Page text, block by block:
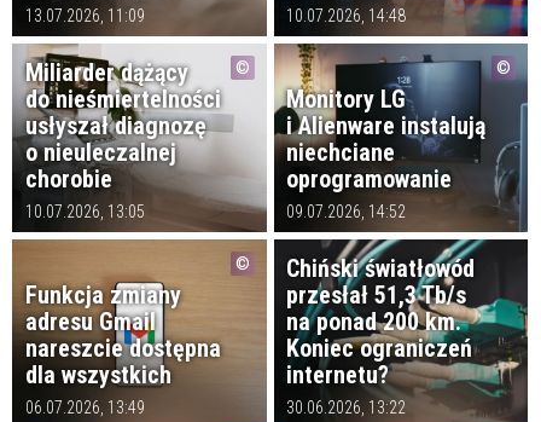
13.07.2026, 11:09 10.07.2026, 14:48
Miliarder dążący
do nieśmiertelności
usłyszał diagnozę
o nieuleczalnej
chorobie
10.07.2026, 13:05
Monitory LG
i Alienware instalują
niechciane
oprogramowanie
09.07.2026, 14:52
Funkcja zmiany
adresu Gmail
nareszcie dostępna
dla wszystkich
06.07.2026, 13:49
Chiński światłowód
przesłał 51,3 Tb/s
na ponad 200 km.
Koniec ograniczeń
internetu?
30.06.2026, 13:22